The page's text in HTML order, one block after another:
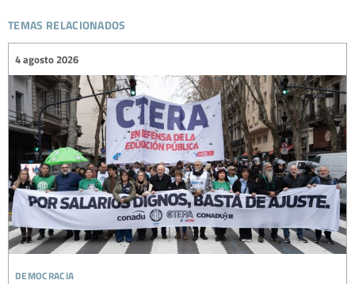
temas relacionados
democracia
4 agosto 2026